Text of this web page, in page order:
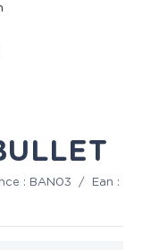
: BAN03 /
Ean :